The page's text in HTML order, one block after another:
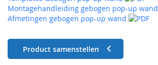
Montagehandleiding gebogen pop-up wand
Afmetingen gebogen pop-up wand
Product samenstellen